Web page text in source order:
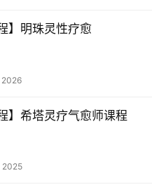
】明珠灵性疗愈
2026
】希塔灵疗气‬愈师课程
2025